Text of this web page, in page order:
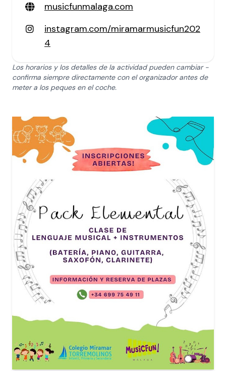
musicfunmalaga.com
instagram.com/miramarmusicfun202
4
Los horarios y los detalles de la actividad pueden cambiar -
confirma siempre directamente con el organizador antes de
meter a los peques en el coche.